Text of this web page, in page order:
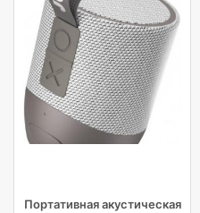
Портативная акустическая